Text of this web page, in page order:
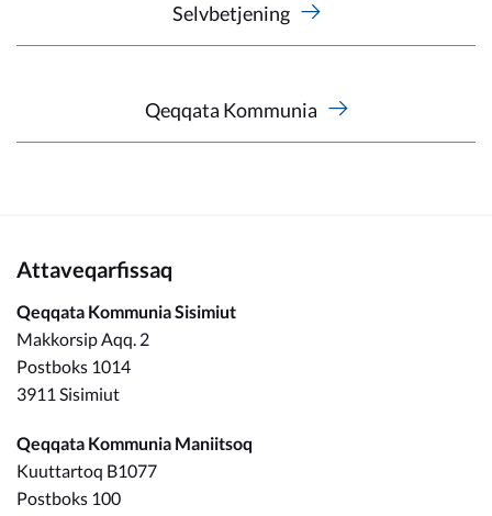
Selvbetjening
Qeqqata Kommunia
Attaveqarfissaq
Qeqqata Kommunia Sisimiut
Makkorsip Aqq. 2
Postboks 1014
3911 Sisimiut
Qeqqata Kommunia Maniitsoq
Kuuttartoq B1077
Postboks 100